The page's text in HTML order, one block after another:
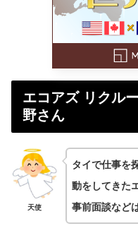
エコアズ リクル
野さん
天使
タイで仕事を
動をしてきた
事前面談など